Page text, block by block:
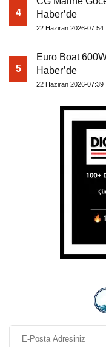
4
Haber’de
22 Haziran 2026-07:54
5
Euro Boat
Haber’de
22 Haziran 2026-07:39